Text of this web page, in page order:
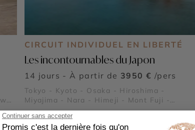
-
CIRCUIT INDIVIDUEL EN LIBERTÉ
Les incontournables du Japon
14 jours - À partir de 3950 € /pers
Tokyo - Kyoto - Osaka - Hiroshima -
Miyajima - Nara - Himeji - Mont Fuji -
Kiyomizu-dera - Fushimi Inari-taisha -
Shibuya - Asakusa